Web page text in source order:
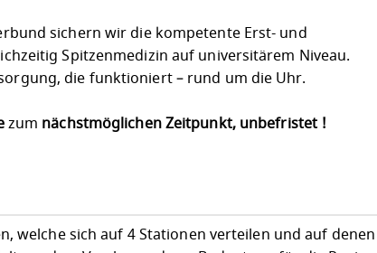
sichern wir die kompetente Erst- und
Spitzenmedizin auf universitärem Niveau.
die funktioniert – rund um die Uhr.
zum nächstmöglichen Zeitpunkt, unbefristet !
welche sich auf 4 Stationen verteilen und auf denen